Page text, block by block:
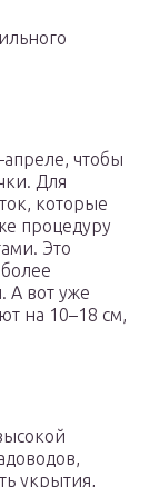
чтобы
Для
которые
процедуру
Это
А вот уже
на 10–18 см,
укрытия,